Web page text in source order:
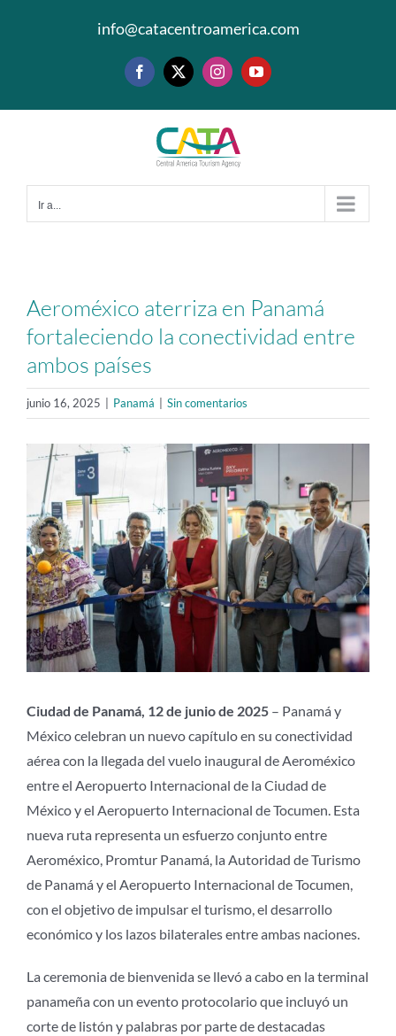
info@catacentroamerica.com
Facebook
X InstagramYouTube
Ir a...
Aeroméxico aterriza en Panamá
fortaleciendo la conectividad entre
ambos países
junio 16, 2025 | Panamá | Sin comentarios
Ver
imagen
más
grande
Ciudad de Panamá, 12 de junio de 2025 – Panamá y
México celebran un nuevo capítulo en su conectividad
aérea con la llegada del vuelo inaugural de Aeroméxico
entre el Aeropuerto Internacional de la Ciudad de
México y el Aeropuerto Internacional de Tocumen. Esta
nueva ruta representa un esfuerzo conjunto entre
Aeroméxico, Promtur Panamá, la Autoridad de Turismo
de Panamá y el Aeropuerto Internacional de Tocumen,
con el objetivo de impulsar el turismo, el desarrollo
económico y los lazos bilaterales entre ambas naciones.
La ceremonia de bienvenida se llevó a cabo en la terminal
panameña con un evento protocolario que incluyó un
corte de listón y palabras por parte de destacadas